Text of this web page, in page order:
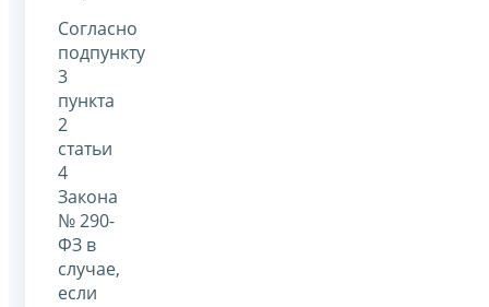
Согласно
подпункту
3
пункта
2
статьи
4
Закона
№ 290-
ФЗ в
случае,
если